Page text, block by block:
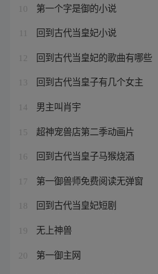
10 第一个字是御的小说
回到古代当皇妃小说
12 回到古代当皇妃的歌曲有哪些
13 回到古代当皇子有几个女主
14 男主叫肖宇
15 超神宠兽店第二季动画片
16 回到古代当皇子马猴烧酒
17 第一御兽师免费阅读无弹窗
18 回到古代当皇妃短剧
19 无上神兽
20 第一御主网